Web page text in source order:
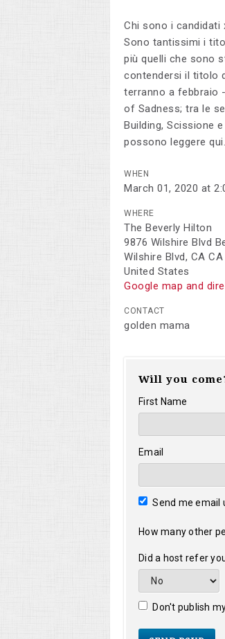
Chi sono i candidati
Sono tantissimi i
più quelli che sono
contendersi il titolo
terranno a febbraio
of Sadness; tra le
Building, Scissione
possono leggere qui.
WHEN
March 01, 2020 at
WHERE
The Beverly Hilton
9876 Wilshire Blvd
Wilshire Blvd, CA
United States
Google map and
CONTACT
golden mama
Will you
First Name
Email
Send me email
How many other
Did a host refer
Don't publish